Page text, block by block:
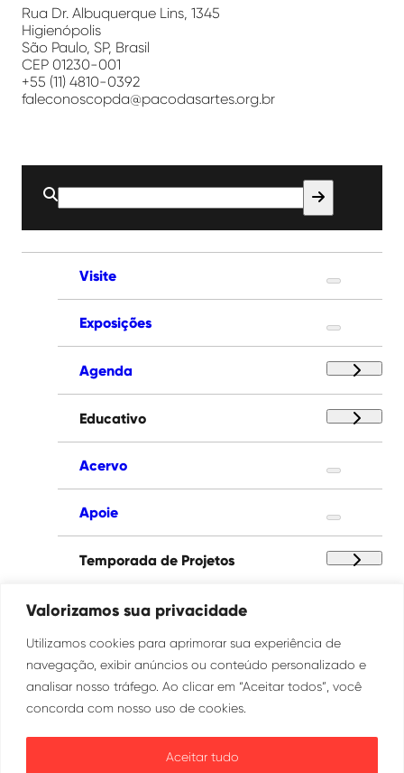
Valorizamos sua privacidade
Utilizamos cookies para aprimorar sua experiência de
navegação, exibir anúncios ou conteúdo personalizado e
analisar nosso tráfego. Ao clicar em “Aceitar todos”, você
concorda com nosso uso de cookies.
Aceitar tudo
Artes
Rua Dr. Albuquerque Lins, 1345
Higienópolis
São Paulo, SP, Brasil
CEP 01230-001
+55 (11) 4810-0392
faleconoscopda@pacodasartes.org.br
Buscar
por:
Visite
Exposições
Agenda
Educativo
Acervo
Apoie
Temporada de Projetos
Paço das Artes
Institucional